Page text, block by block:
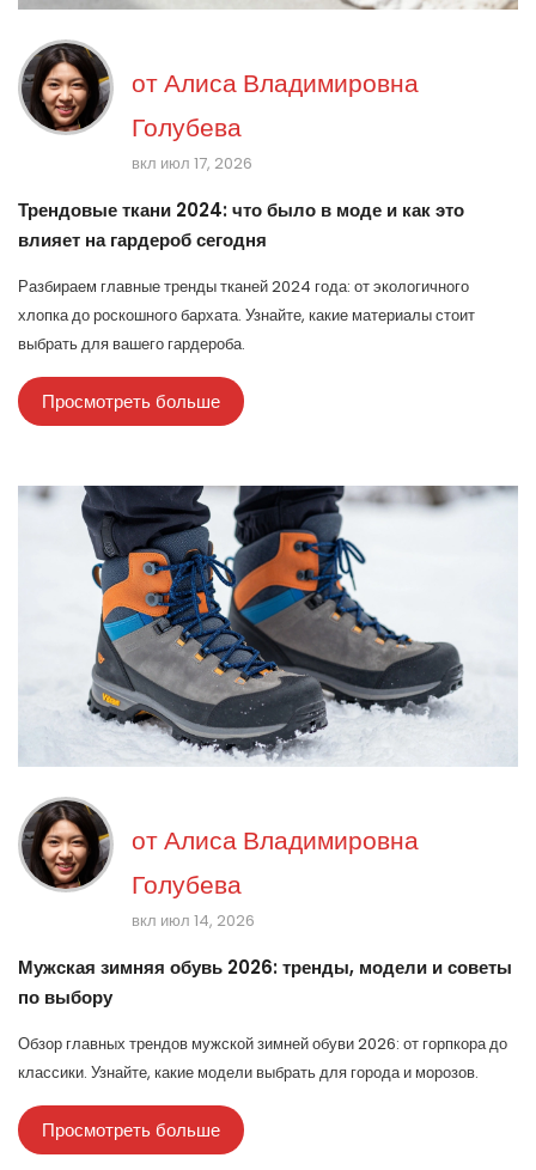
отАлиса Владимировна
Голубева
вкл июл 17, 2026
Трендовые ткани 2024: что было в моде и как это
влияет на гардероб сегодня
Разбираем главные тренды тканей 2024 года: от экологичного
хлопка до роскошного бархата. Узнайте, какие материалы стоит
выбрать для вашего гардероба.
Просмотреть больше
отАлиса Владимировна
Голубева
вкл июл 14, 2026
Мужская зимняя обувь 2026: тренды, модели и советы
по выбору
Обзор главных трендов мужской зимней обуви 2026: от горпкора до
классики. Узнайте, какие модели выбрать для города и морозов.
Просмотреть больше